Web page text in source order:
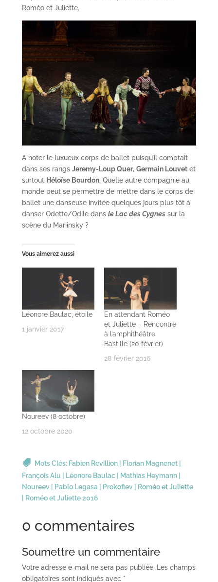
Roméo et Juliette.
A noter le luxueux corps de ballet puisqu’il comptait
dans ses rangs Jeremy-Loup Quer, Germain Louvetet
surtout Héloïse Bourdon. Quelle autre compagnie au
monde peut se permettre de mettre dans le corps de
ballet une danseuse invitée quelques jours plus tôt à
danser Odette/Odile dans le Lac des Cygnessur la
scène du Mariinsky ?
Vous aimerez aussi
Léonore Baulac, étoile
1 janvier 2017
En attendant Roméo
et Juliette – Rencontre
à l’amphithéâtre
Bastille (20 février)
28 février 2016
Noureev (8 octobre)
12 octobre 2020
Mots Clés: Fabien Revillion| Florian Magnenet|
François Alu
Léonore Baulac| Mathias Heymann|
Noureev| Pablo Legasa Prokofiev|
Roméo et Juliette
Roméo et Juliette 2016
0 commentaires
Soumettre un commentaire
Votre adresse e-mail ne sera pas publiée.
Les champs
obligatoires sont indiqués avec *